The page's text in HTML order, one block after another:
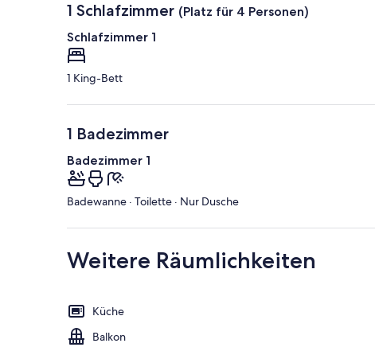
1 Schlafzimmer (Platz für 4 Personen)
Schlafzimmer 1
1 King-Bett
1 Badezimmer
Badezimmer 1
Badewanne · Toilette · Nur Dusche
Weitere Räumlichkeiten
Küche
Balkon